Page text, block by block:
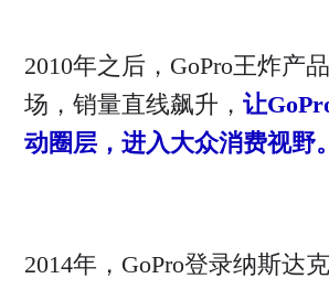
2010年之后，GoPro王炸产
场，销量直线飙升， 让
动圈层，进入大众消费视野。
2014年，GoPro登录纳斯达克